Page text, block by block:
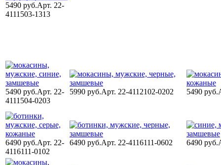
5490 руб.Арт. 22-
4111503-1313
5490 руб.Арт. 22-
4111504-0203
5990 руб.Арт. 22-4112102-0202 5490 руб.
6490 руб.Арт. 22-
4116111-0102
6490 руб.Арт. 22-4116111-0602 6490 руб.